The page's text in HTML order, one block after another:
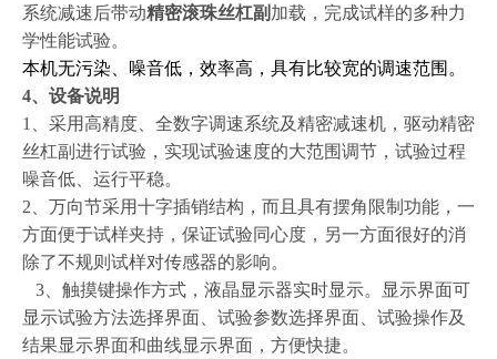
系统减速后带动精密滚珠丝杠副 加载，完成试样的多种力
学性能试验。
本机无污染、噪音低，效率高，具有比较宽的调速范围。
4、 设备说明
1、采用高精度、全数字调速系统及精密减速机，驱动精密
丝杠副进行试验，实现试验速度的大范围调节，试验过程
噪音低、运行平稳。
2、万向节采用十字插销结构，而且具有摆角限制功能，一
方面便于试样夹持，保证试验同心度，另一方面很好的消
除了不规则试样对传感器的影响。
3、触摸键操作方式，液晶显示器实时显示。显示界面可
显示试验方法选择界面、试验参数选择界面、试验操作及
结果显示界面和曲线显示界面，方便快捷。